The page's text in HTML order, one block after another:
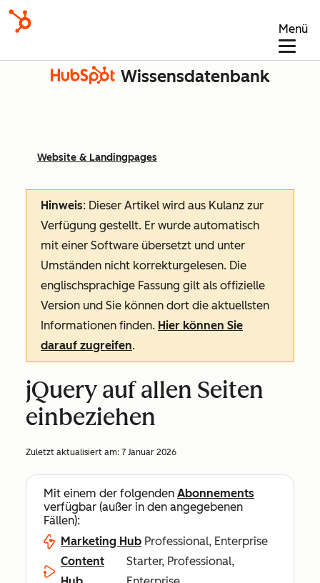
Menü
Wissensdatenbank
Website & Landingpages
Hinweis: Dieser Artikel wird aus Kulanz zur
Verfügung gestellt. Er wurde automatisch
mit einer Software übersetzt und unter
Umständen nicht korrekturgelesen. Die
englischsprachige Fassung gilt als offizielle
Version und Sie können dort die aktuellsten
Informationen finden. Hier können Sie
darauf zugreifen.
jQuery auf allen Seiten
einbeziehen
Zuletzt aktualisiert am: 7 Januar 2026
Mit einem der folgenden Abonnements
verfügbar (außer in den angegebenen
Fällen):
Marketing Hub Professional, Enterprise
Content
Starter, Professional,